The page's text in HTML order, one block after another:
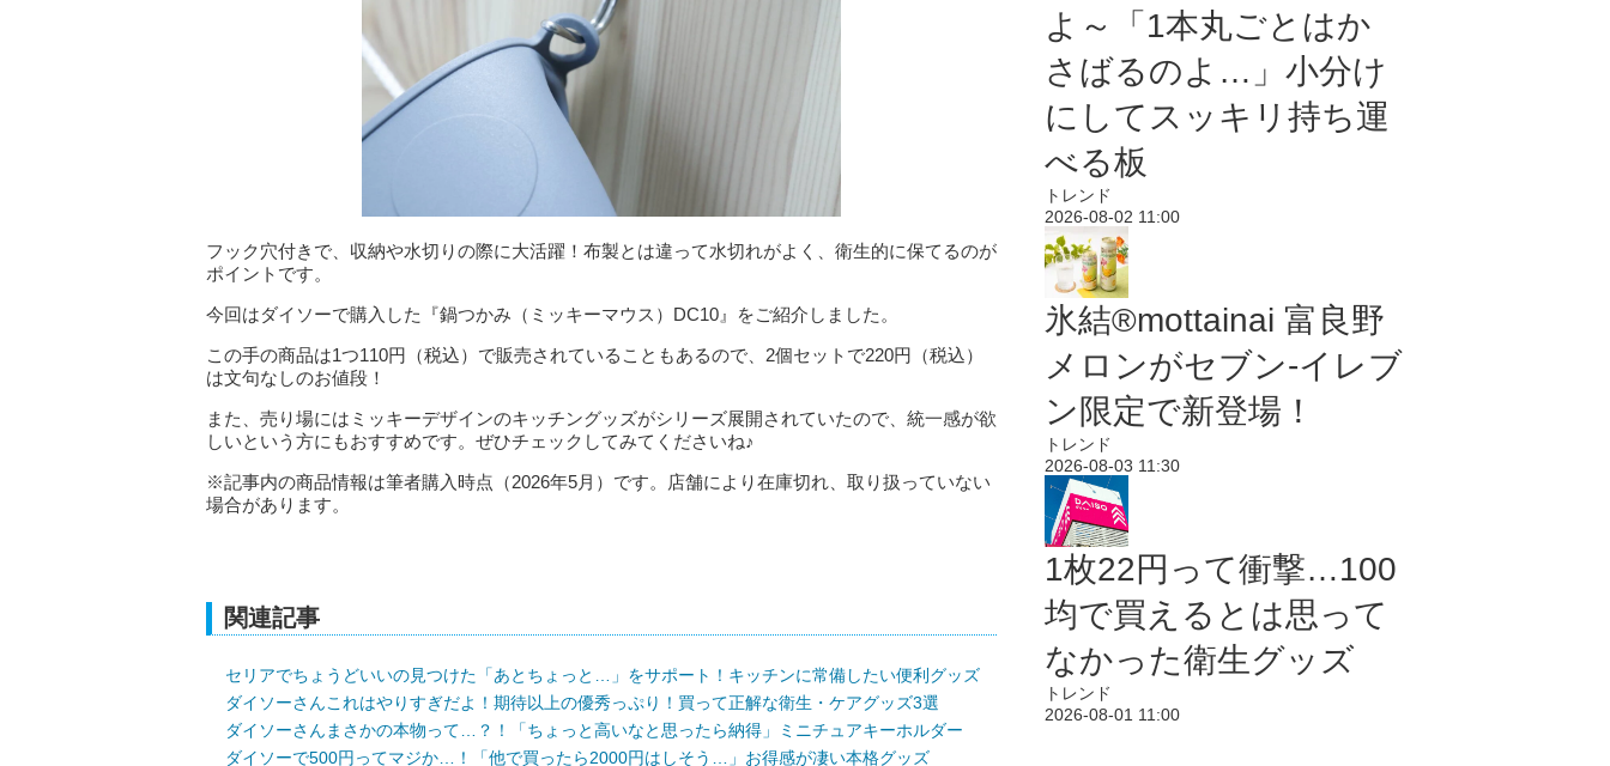
フック穴付きで、収納や水切りの際に大活躍！布製とは違って水切れがよく、衛生的に保てるのが
ポイントです。
今回はダイソーで購入した『鍋つかみ（ミッキーマウス）DC10』をご紹介しました。
この手の商品は1つ110円（税込）で販売されていることもあるので、2個セットで220円（税込）
は文句なしのお値段！
また、売り場にはミッキーデザインのキッチングッズがシリーズ展開されていたので、統一感が欲
しいという方にもおすすめです。ぜひチェックしてみてくださいね♪
※記事内の商品情報は筆者購入時点（2026年5月）です。店舗により在庫切れ、取り扱っていない
場合があります。
関連記事
セリアでちょうどいいの見つけた「あとちょっと…」をサポート！キッチンに常備したい便利グッズ
ダイソーさんこれはやりすぎだよ！期待以上の優秀っぷり！買って正解な衛生・ケアグッズ3選
ダイソーさんまさかの本物って…？！「ちょっと高いなと思ったら納得」ミニチュアキーホルダー
ダイソーで500円ってマジか…！「他で買ったら2000円はしそう…」お得感が凄い本格グッズ
よ～「1本丸ごとはか
さばるのよ…」小分け
にしてスッキリ持ち運
べる板
トレンド
2026-08-02 11:00
氷結®mottainai 富良野
メロンがセブン‐イレブ
ン限定で新登場！
トレンド
2026-08-03 11:30
1枚22円って衝撃…100
均で買えるとは思って
なかった衛生グッズ
トレンド
2026-08-01 11:00